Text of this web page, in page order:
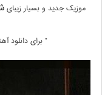
موزیک جدید و بسیار زیبای
” برای دانلود